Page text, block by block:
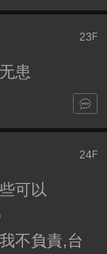
23F
患
24F
可以
不負責,台